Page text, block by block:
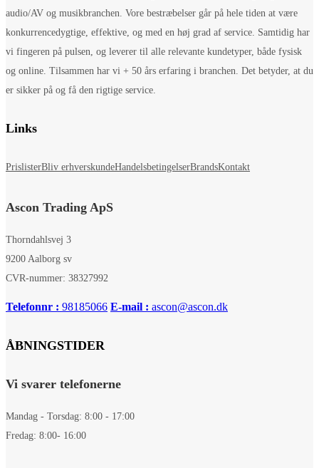
audio/AV og musikbranchen. Vore bestræbelser går på hele tiden at være
konkurrencedygtige, effektive, og med en høj grad af service. Samtidig har
vi fingeren på pulsen, og leverer til alle relevante kundetyper, både fysisk
og online. Tilsammen har vi + 50 års erfaring i branchen. Det betyder, at du
er sikker på og få den rigtige service.
Links
PrislisterBliv erhverskundeHandelsbetingelserBrandsKontakt
Ascon Trading ApS
Thorndahlsvej 3
9200 Aalborg sv
CVR-nummer: 38327992
Telefonnr : 98185066 E-mail : ascon@ascon.dk
ÅBNINGSTIDER
Vi svarer telefonerne
Mandag - Torsdag: 8:00 - 17:00
Fredag: 8:00- 16:00